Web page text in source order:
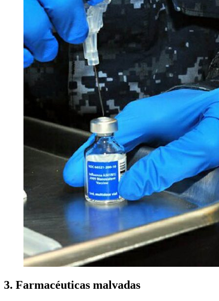
3. Farmacéuticas malvadas